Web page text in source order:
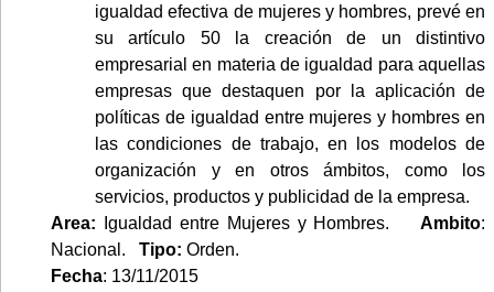
igualdad efectiva de mujeres y hombres, prevé en
su artículo 50 la creación de un distintivo
empresarial en materia de igualdad para aquellas
empresas que destaquen por la aplicación de
políticas de igualdad entre mujeres y hombres en
las condiciones de trabajo, en los modelos de
organización y en otros ámbitos, como los
servicios, productos y publicidad de la empresa.
Area: Igualdad entre Mujeres y Hombres. Ambito:
Nacional. Tipo: Orden.
Fecha: 13/11/2015